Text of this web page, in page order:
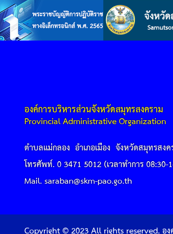
องค์การบริหารส่วนจังหวัดสมุทรสงคราม
Provincial Administrative Organization
ตำบลแม่กลอง อำเภอเมือง จังหวัดสมุทรสง
โทรศัพท์. 0 3471 5012 (เวลาทำการ 08:30-
Mail. saraban@skm-pao.go.th